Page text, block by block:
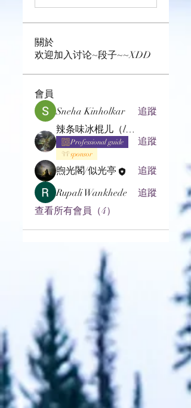
關於
欢迎加入讨论~段子~~XDD
會員
Sneha Kinholkar
追蹤
辣条味冰棍儿（lof别玩了要氪金的）
Professional guide
sponsor
追蹤
煦光閣/似光亭
追蹤
Rupali Wankhede
追蹤
查看所有會員（4）